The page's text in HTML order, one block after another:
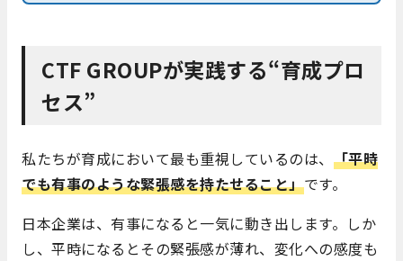
CTF GROUPが実践する“育成プロ
セス”
私たちが育成において最も重視しているのは、 「平時
でも有事のような緊張感を持たせること」です。
日本企業は、有事になると一気に動き出します。しか
し、平時になるとその緊張感が薄れ、変化への感度も